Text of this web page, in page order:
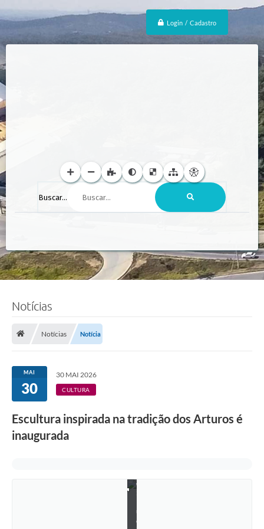
Login / Cadastro
Buscar...
Notícias
Notícias Notícia
MAI
30
30 MAI 2026
CULTURA
Escultura inspirada na tradição dos Arturos é
inaugurada
o
u
c